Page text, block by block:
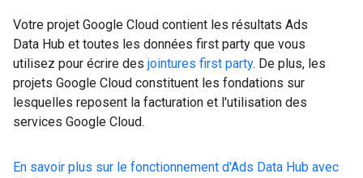
Votre projet Google Cloud contient les résultats Ads
Data Hub et toutes les données first party que vous
utilisez pour écrire des jointures first party. De plus, les
projets Google Cloud constituent les fondations sur
lesquelles reposent la facturation et l'utilisation des
services Google Cloud.
En savoir plus sur le fonctionnement d'Ads Data Hub avec